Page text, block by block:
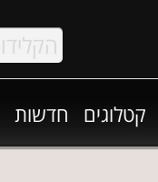
קטלוגים חדשות